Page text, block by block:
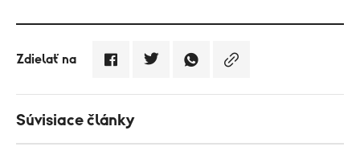
Zdielať na
Súvisiace články